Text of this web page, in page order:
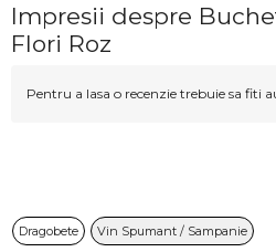
Impresii despre
Flori Roz
Pentru a lasa o recenzie trebuie sa fiti
Dragobete Vin Spumant / Sampanie